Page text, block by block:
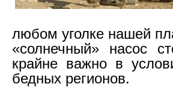
любом уголке нашей
«солнечный» насос
крайне важно в
бедных регионов.